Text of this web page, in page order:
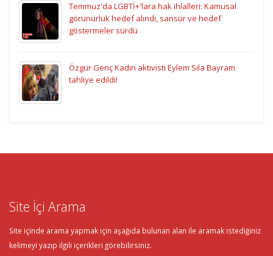
Temmuz'da LGBTİ+'lara hak ihlalleri: Kamusal
görünürlük hedef alındı, sansür ve hedef
göstermeler sürdü
Özgür Genç Kadın aktivisti Eylem Sıla Bayram
tahliye edildi!
Site İçi Arama
Site içinde arama yapmak için aşağıda bulunan alan ile aramak istediğiniz
kelimeyi yazıp ilgili içerikleri görebilirsiniz.